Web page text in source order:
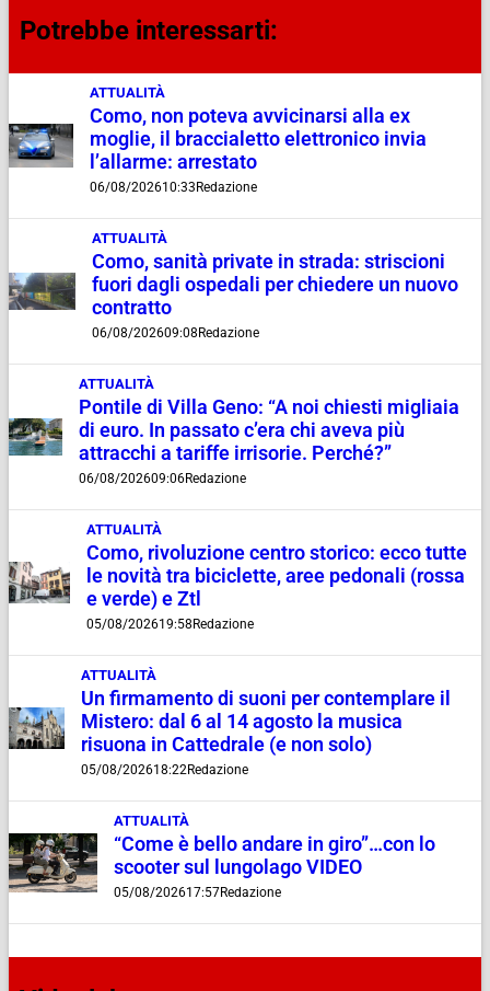
Potrebbe interessarti:
ATTUALITÀ
Como, non poteva avvicinarsi alla ex
moglie, il braccialetto elettronico invia
l’allarme: arrestato
06/08/202610:33 Redazione
ATTUALITÀ
Como, sanità private in strada: striscioni
fuori dagli ospedali per chiedere un nuovo
contratto
06/08/202609:08 Redazione
ATTUALITÀ
Pontile di Villa Geno: “A noi chiesti migliaia
di euro. In passato c’era chi aveva più
attracchi a tariffe irrisorie. Perché?”
06/08/202609:06Redazione
ATTUALITÀ
Como, rivoluzione centro storico: ecco tutte
le novità tra biciclette, aree pedonali (rossa
e verde) e Ztl
05/08/202619:58 Redazione
ATTUALITÀ
Un firmamento di suoni per contemplare il
Mistero: dal 6 al 14 agosto la musica
risuona in Cattedrale (e non solo)
05/08/202618:22Redazione
ATTUALITÀ
“Come è bello andare in giro”…con lo
scooter sul lungolago VIDEO
05/08/202617:57Redazione